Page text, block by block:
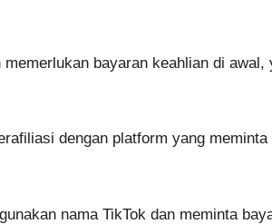
bayaran keahlian di awal,
dengan platform yang meminta
nama TikTok dan meminta